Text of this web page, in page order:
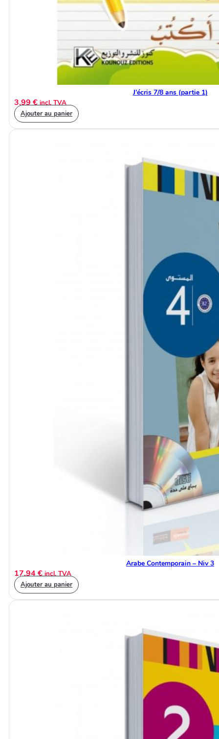
J’écris 7/8 ans (partie 1)
3,99€ incl. TVA
Ajouter au panier
Arabe Contemporain – Niv 3
17,94€ incl. TVA
Ajouter au panier